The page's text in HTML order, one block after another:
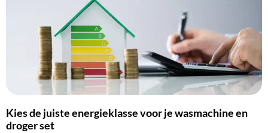
Kies de juiste energieklasse voor je wasmachine en
droger set